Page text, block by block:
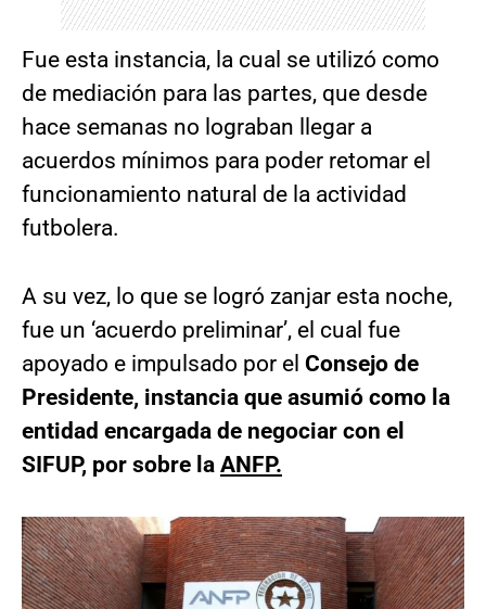
Fue esta instancia, la cual se utilizó como
de mediación para las partes, que desde
hace semanas no lograban llegar a
acuerdos mínimos para poder retomar el
funcionamiento natural de la actividad
futbolera.
A su vez, lo que se logró zanjar esta noche,
fue un ‘acuerdo preliminar’, el cual fue
apoyado e impulsado por el Consejo de
Presidente, instancia que asumió como la
entidad encargada de negociar con el
SIFUP, por sobre la ANFP.